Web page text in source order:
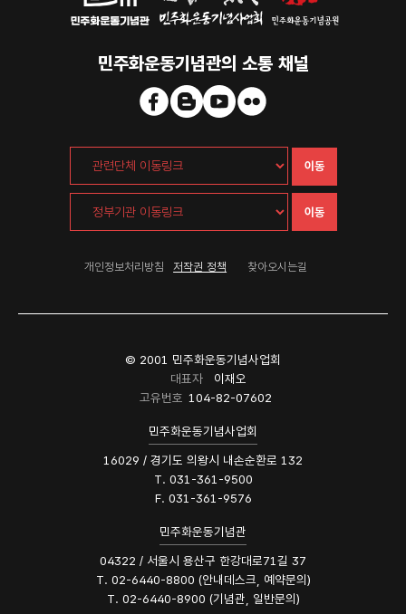
민주화운동기념관의 소통 채널
이동
이동
개인정보처리방침 저작권 정책 찾아오시는길
© 2001 민주화운동기념사업회
대표자
이재오
고유번호 104-82-07602
민주화운동기념사업회
16029 / 경기도 의왕시 내손순환로 132
T. 031-361-9500
F. 031-361-9576
민주화운동기념관
04322 / 서울시 용산구 한강대로71길 37
T. 02-6440-8800 (안내데스크, 예약문의)
T. 02-6440-8900 (기념관, 일반문의)